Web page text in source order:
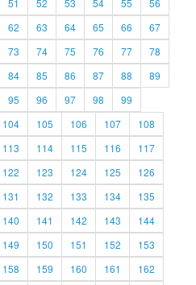
51 52 53 54 55
56
62 63 64 65 66
67
73 74 75 76 77
78
84 85 86 87 88
89
95 96 97 98
99
104 105 106 107
108
113 114 115 116
117
122 123 124 125
126
131 132 133 134
135
140 141 142 143
144
149 150 151 152
153
158 159 160 161
162